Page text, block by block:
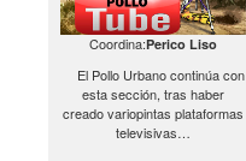
Coordina:Perico Liso
El Pollo Urbano continúa con
esta sección, tras haber
creado variopintas plataformas
televisivas…